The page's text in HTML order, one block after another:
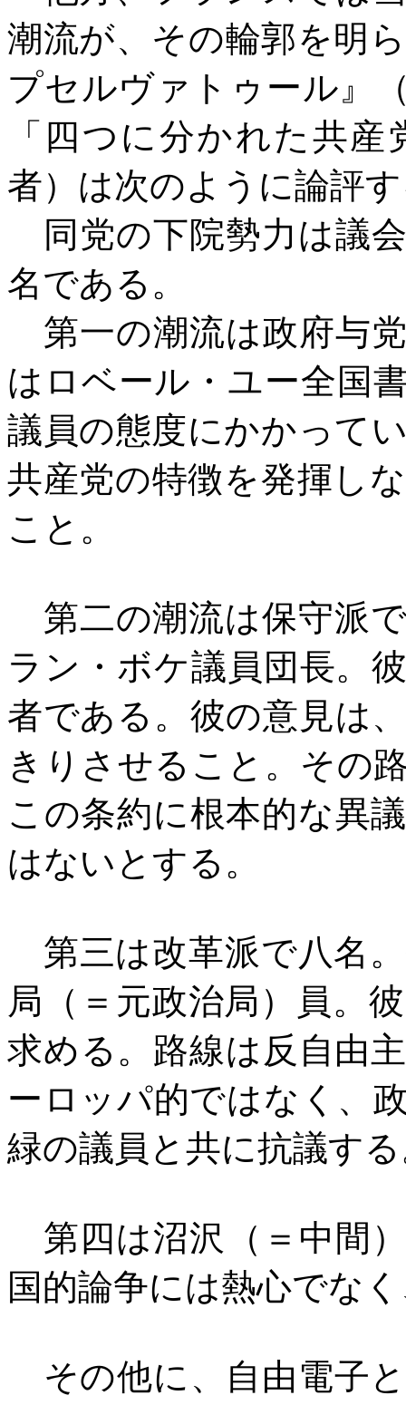
潮流が、その輪郭を明
プセルヴァトゥール』
「四つに分かれた共
者）は次のように論評
同党の下院勢力は議
名である。
第一の潮流は政府与
はロベール・ユー全国
議員の態度にかかって
共産党の特徴を発揮し
こと。
第二の潮流は保守派
ラン・ボケ議員団長。
者である。彼の意見は
きりさせること。その
この条約に根本的な異
はないとする。
第三は改革派で八名
局（＝元政治局）員。
求める。路線は反自由
ーロッパ的ではなく、
緑の議員と共に抗議す
第四は沼沢（＝中間
国的論争には熱心でな
その他に、自由電子